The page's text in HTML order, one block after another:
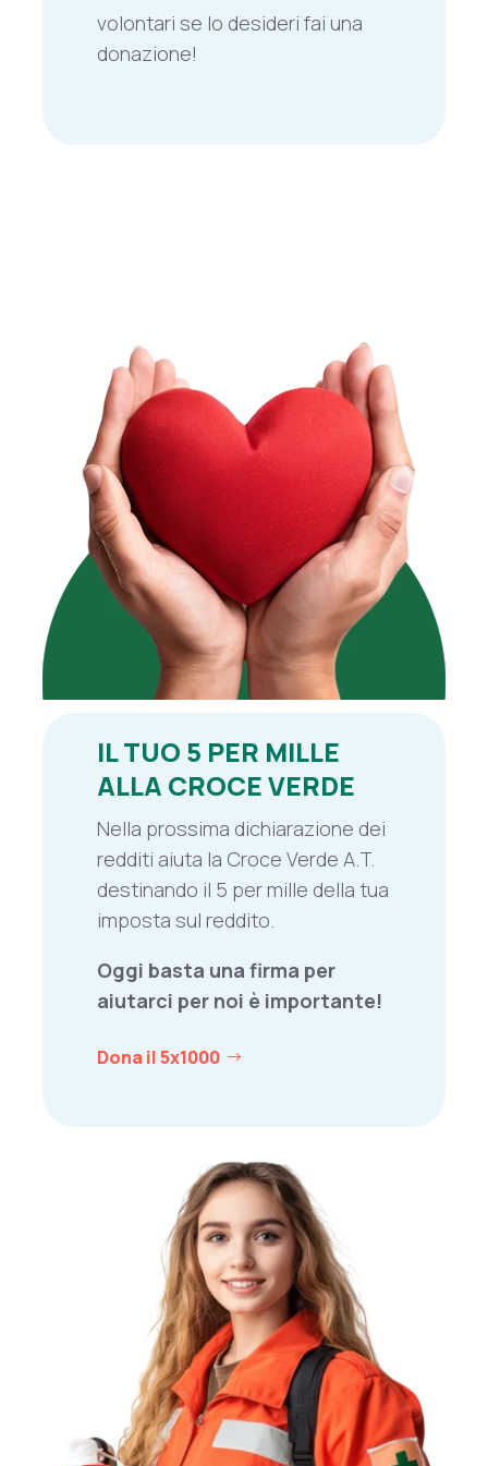
volontari se lo desideri fai una
donazione!
IL TUO 5 PER MILLE
ALLA CROCE VERDE
Nella prossima dichiarazione dei
redditi aiuta la Croce Verde A.T.
destinando il 5 per mille della tua
imposta sul reddito.
Oggi basta una firma per
aiutarci per noi è importante!
Dona il 5x1000